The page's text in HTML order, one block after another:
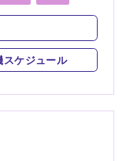
名、改名、ペッ
来世 神通力
コ口寄せ
ディング
スケジュール